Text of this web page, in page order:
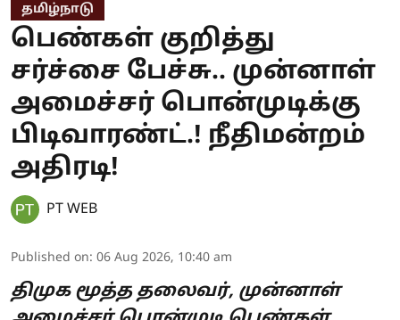
தமிழ்நாடு
பெண்கள் குறித்து
சர்ச்சை பேச்சு.. முன்னாள்
அமைச்சர் பொன்முடிக்கு
பிடிவாரண்ட்.! நீதிமன்றம்
அதிரடி!
PT WEB
Published on: 06 Aug 2026, 10:40 am
திமுக மூத்த தலைவர், முன்னாள்